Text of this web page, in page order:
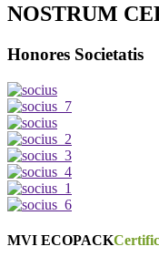
NOSTRUM
Honores Societatis
MVI ECOPACK